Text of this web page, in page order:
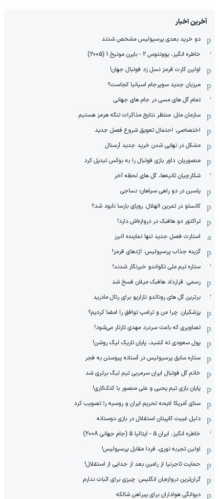
آخرین اخبار
دو خرید بعدی پرسپولیس مشخص شدند
خاطره انگیز، یوونتوس 2 - بایرن مونیخ 1 (2005)
اولین کارت قرمز نسل زد فوتبال جهان!
میزبان جدید سوپرجام اسپانیا کجاست؟
تمام گل های مسی در جام های جهانی
سازمان ملل: منتظر نتایج مذاکرات تنگه هرمز هستیم
اختصاصی: احتمال تعویق شروع فصل جدید
مشکل در نهایی شدن خرید جدید آرسنال
منصوریان: داور بازی فوتبال را به بوکس تبدیل کرد
شکارچیان ثانیه‌ها، گل های لحظه آخر
یاسین در دو راهی سپاهان- نساجی
کانسلو در تمرین الهلال: رویای بارسا نابود شد؟
تراکتور دو هافبک در دروازه‌اش دارد!
استارت فصل جدید تنها نماینده البرز
گزینه جذاب پرسپولیس: اژدهای قرمز!
ستاره تیم ملی تکواندو خبرنگار شدند!
رسمی: قرارداد هافبک میلان فسخ شد
برترین گل های رونالدو نازاریو برای رئال مادرید
پزشکیان: چرا من و ترامپ توافق را امضا کردیم؟
تصاویری که باعث سردرد مهدی تارتار می‌شود!
پول سعودی ته کشید، پایان تاریک لیگ روشن!
ستاره سابق پرسپولیس در آستانه پیوستن به فجر
خانم گل فوتبال ایران سرمربی تیم لیگ برتری شد
پایان بازی تیم یحیی و علی منصور با کتک‌کاری!
سنای آمریکا لایحه تحریم ایران و روسیه را تصویب کرد
دلیل غیبت کاپیتان استقلال در بازی دوستانه
خاطره انگیز، ایران 5 - ایتالیا 5 (جام جهانی 2008)
اولین تجربه نوری، فردا مقابل پرسپولیس!
حمایت تاجرنیا از رامین بعد از جدایی از استقلال!
گران‌ترین دروازه‌بان انگلیس: چیزی برای اثبات ندارم
دیوانگی هواداران برای پیراهن شالکه